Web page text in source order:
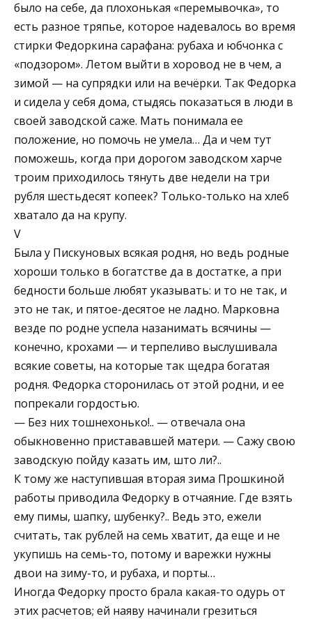
было на себе, да плохонькая «перемывочка», то
есть разное тряпье, которое надевалось во время
стирки Федоркина сарафана: рубаха и юбчонка с
«подзором». Летом выйти в хоровод не в чем, а
зимой — на супрядки или на вечёрки. Так Федорка
и сидела у себя дома, стыдясь показаться в люди в
своей заводской саже. Мать понимала ее
положение, но помочь не умела… Да и чем тут
поможешь, когда при дорогом заводском харче
троим приходилось тянуть две недели на три
рубля шестьдесят копеек? Только-только на хлеб
хватало да на крупу.
V
Была у Пискуновых всякая родня, но ведь родные
хороши только в богатстве да в достатке, а при
бедности больше любят указывать: и то не так, и
это не так, и пятое-десятое не ладно. Марковна
везде по родне успела назанимать всячины —
конечно, крохами — и терпеливо выслушивала
всякие советы, на которые так щедра богатая
родня. Федорка сторонилась от этой родни, и ее
попрекали гордостью.
— Без них тошнехонько!.. — отвечала она
обыкновенно пристававшей матери. — Сажу свою
заводскую пойду казать им, што ли?..
К тому же наступившая вторая зима Прошкиной
работы приводила Федорку в отчаяние. Где взять
ему пимы, шапку, шубенку?.. Ведь это, ежели
считать, так рублей на семь хватит, да еще и не
укупишь на семь-то, потому и варежки нужны
двои на зиму-то, и рубаха, и порты…
Иногда Федорку просто брала какая-то одурь от
этих расчетов; ей наяву начинали грезиться